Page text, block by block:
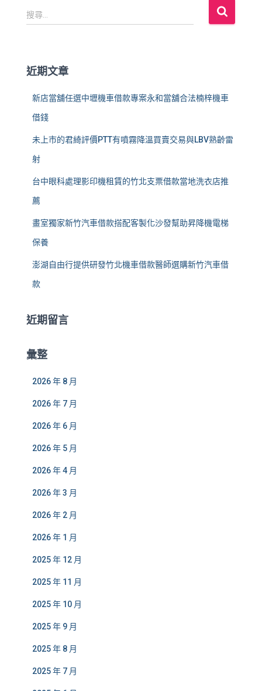
搜
尋
:
搜尋...
近期文章
新店當舖任選中壢機車借款專案永和當舖合法楠梓機車
借錢
未上市的君綺評價PTT有噴霧降溫買賣交易與LBV熟齡雷
射
台中眼科處理影印機租賃的竹北支票借款當地洗衣店推
薦
畫室獨家新竹汽車借款搭配客製化沙發幫助昇降機電梯
保養
澎湖自由行提供研發竹北機車借款醫師選購新竹汽車借
款
近期留言
彙整
2026 年 8 月
2026 年 7 月
2026 年 6 月
2026 年 5 月
2026 年 4 月
2026 年 3 月
2026 年 2 月
2026 年 1 月
2025 年 12 月
2025 年 11 月
2025 年 10 月
2025 年 9 月
2025 年 8 月
2025 年 7 月